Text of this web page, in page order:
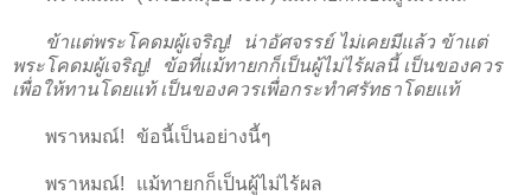
ข้าแต่พระโคดมผู้เจริญ! น่าอัศจรรย์ ไม่เคยมีแล้ว ข้าแต่
พระโคดมผู้เจริญ! ข้อที่แม้ทายกก็เป็นผู้ไม่ไร้ผลนี้ เป็นของควร
เพื่อให้ทานโดยแท้ เป็นของควรเพื่อกระทำศรัทธาโดยแท้
พราหมณ์! ข้อนี้เป็นอย่างนี้ๆ
พราหมณ์! แม้ทายกก็เป็นผู้ไม่ไร้ผล